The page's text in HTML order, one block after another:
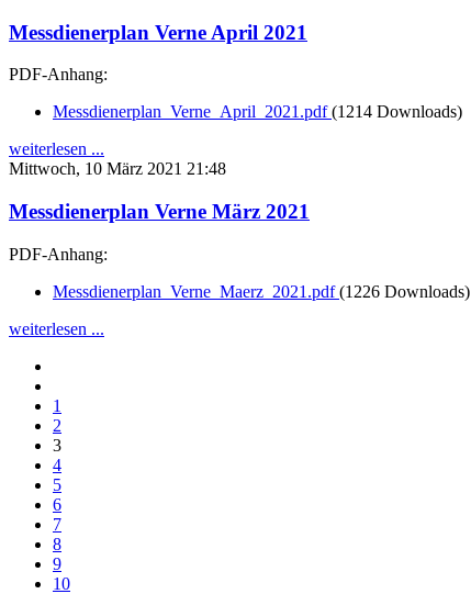
Messdienerplan Verne April 2021
PDF-Anhang:
Messdienerplan_Verne_April_2021.pdf(1214 Downloads)
weiterlesen ...
Mittwoch, 10 März 2021 21:48
Messdienerplan Verne März 2021
PDF-Anhang:
Messdienerplan_Verne_Maerz_2021.pdf(1226 Downloads)
weiterlesen ...
1
2
3
4
5
6
7
8
9
10